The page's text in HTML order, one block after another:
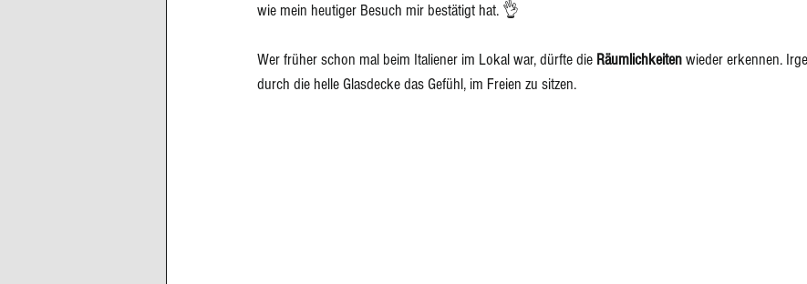
wie mein heutiger Besuch mir bestätigt hat. 👌
Wer früher schon mal beim Italiener im Lokal war, dürfte die Räumlichkeiten wieder erkennen.
durch die helle Glasdecke das Gefühl, im Freien zu sitzen.